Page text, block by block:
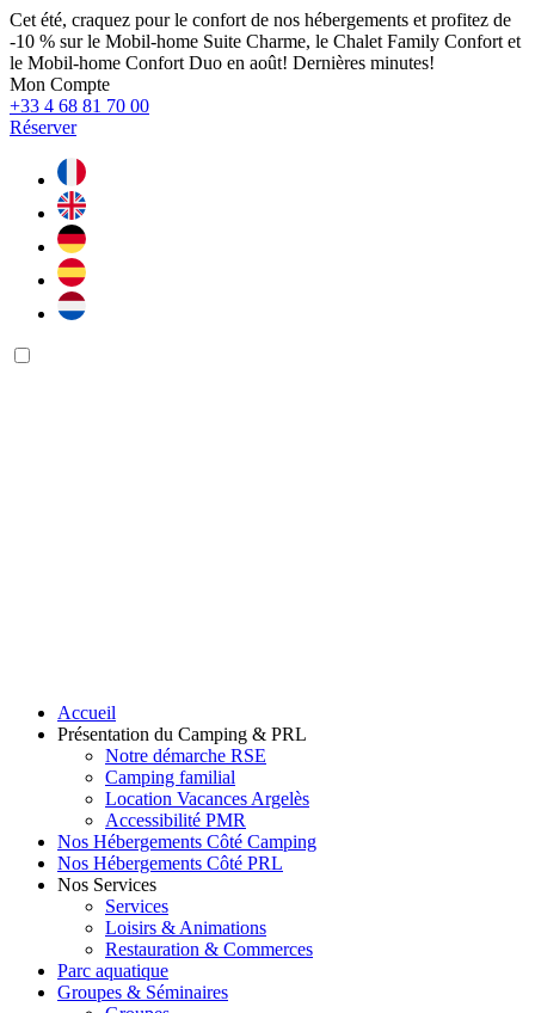
Cet été, craquez pour le confort de nos hébergements et profitez de
-10 % sur le Mobil-home Suite Charme, le Chalet Family Confort et
le Mobil-home Confort Duo en août! Dernières minutes!
Mon Compte
+33 4 68 81 70 00
Réserver
Accueil
Présentation du Camping & PRL
Notre démarche RSE
Camping familial
Location Vacances Argelès
Accessibilité PMR
Nos Hébergements Côté Camping
Nos Hébergements Côté PRL
Nos Services
Services
Loisirs & Animations
Restauration & Commerces
Parc aquatique
Groupes & Séminaires